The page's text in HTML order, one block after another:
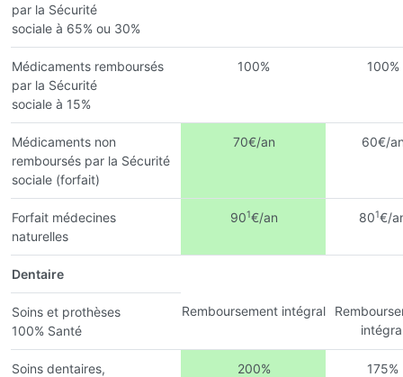
par la Sécurité
sociale à 65% ou 30%
Médicaments remboursés
par la Sécurité
sociale à 15%
100% 100%
Médicaments non
remboursés par la Sécurité
sociale (forfait)
70€/an 60€/
Forfait médecines
naturelles
901€/an 801€/
Dentaire
Soins et prothèses
100% Santé
Remboursement intégral
Soins dentaires,
200% 175%